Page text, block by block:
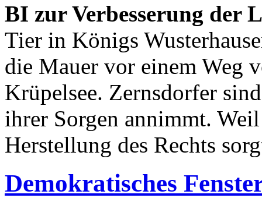
BI zur Verbesserung der
Tier in Königs
die Mauer vor einem Weg
Krüpelsee. Zernsdorfer
ihrer Sorgen annimmt.
Herstellung des Rechts
Demokratisches